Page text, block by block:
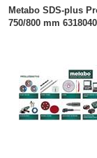
Metabo SDS-plus
750/800 mm